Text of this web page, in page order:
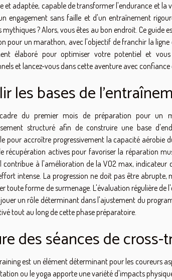
et adaptée, capable de transformer l'endurance et
engagement sans faille et d'un entraînement
mythiques ? Alors, vous êtes au bon endroit. Ce
pour un marathon, avec l'objectif de franchir la
élaboré pour optimiser votre potentiel et
et lancez-vous dans cette aventure avec
les bases de
du premier mois de préparation pour un
structuré afin de construire une base
pour accroître progressivement la capacité aérobie
récupération actives pour favoriser la réparation
contribue à l'amélioration de la VO2 max,
intense. La progression ne doit pas être
toute forme de surmenage. L'évaluation régulière
un rôle déterminant dans l'ajustement du
tout au long de cette phase préparatoire.
des séances de cross-
est un élément déterminant pour les coureurs
ou le yoga apporte une variété d'impacts